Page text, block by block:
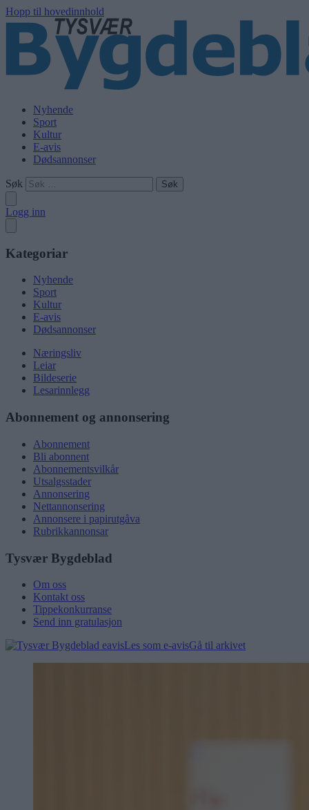
Hopp til hovedinnhold
Nyhende
Sport
Kultur
E-avis
Dødsannonser
Søk
Logg inn
Kategoriar
Nyhende
Sport
Kultur
E-avis
Dødsannonser
Næringsliv
Leiar
Bildeserie
Lesarinnlegg
Abonnement og annonsering
Abonnement
Bli abonnent
Abonnementsvilkår
Utsalgsstader
Annonsering
Nettannonsering
Annonsere i papirutgåva
Rubrikkannonsar
Tysvær Bygdeblad
Om oss
Kontakt oss
Tippekonkurranse
Send inn gratulasjon
Les som e-avisGå til arkivet